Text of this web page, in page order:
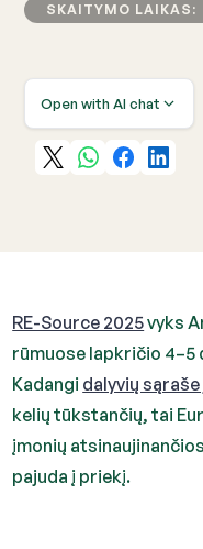
SKAITYMO LAIKAS:
Open with AI chat
RE-Source 2025vyks
rūmuose lapkričio 4–5
Kadangi dalyvių
kelių tūkstančių, tai
įmonių
pajuda į priekį.